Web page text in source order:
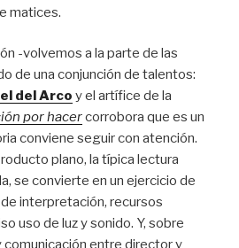
matices.
-volvemos a la parte de las
de una conjunción de talentos:
del Arco y el artífice de la
por hacercorrobora que es un
conviene seguir con atención.
plano, la típica lectura
se convierte en un ejercicio de
interpretación, recursos
uso de luz y sonido. Y, sobre
entre director y